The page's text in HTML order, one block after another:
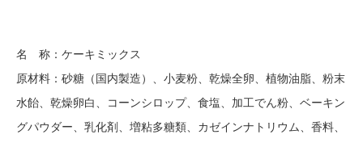
名 称：ケーキミックス
原材料：砂糖（国内製造）、小麦粉、乾燥全卵、植物油脂、粉末
水飴、乾燥卵白、コーンシロップ、食塩、加工でん粉、ベーキン
グパウダー、乳化剤、増粘多糖類、カゼインナトリウム、香料、